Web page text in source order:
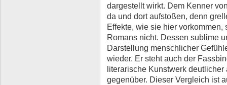
dargestellt wirkt. Dem Kenner
da und dort aufstoßen, denn
Effekte, wie sie hier
Romans nicht. Dessen sublime
Darstellung menschlicher
wieder. Er steht auch der
literarische Kunstwerk
gegenüber. Dieser Vergleich ist